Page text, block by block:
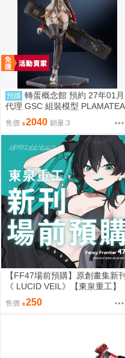
預購 轉蛋概念館 預約 27年01月
代理 GSC 組裝模型 PLAMATEA
繪師toridamono MX醬 約16公分
售價 2040 銷量:3
【FF47場前預購】原創畫集新刊
《 LUCID VEIL》【東泉重工】
售價 250